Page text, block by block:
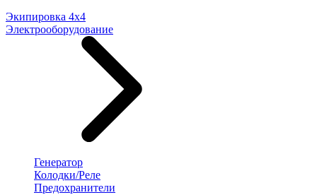
Экипировка 4х4
Электрооборудование
Генератор
Колодки/Реле
Предохранители